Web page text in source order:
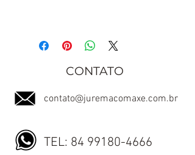
CONTATO
contato@juremacomaxe.com.br
TEL: 84 99180-4666